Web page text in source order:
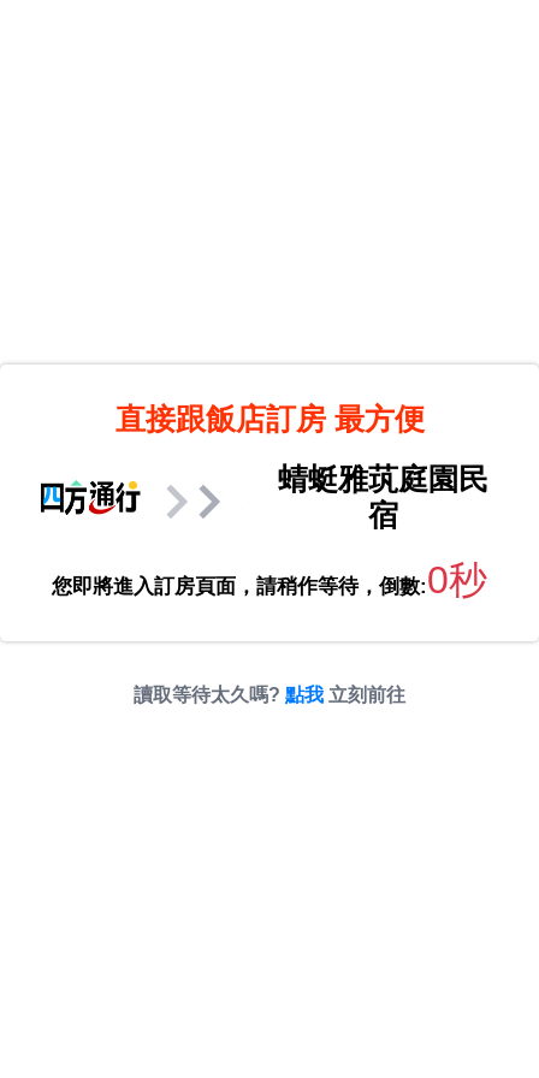
直接跟飯店訂房 最方便
蜻蜓雅茿庭園民
宿
您即將進入訂房頁面，請稍作等待，倒數:0秒
讀取等待太久嗎? 點我 立刻前往